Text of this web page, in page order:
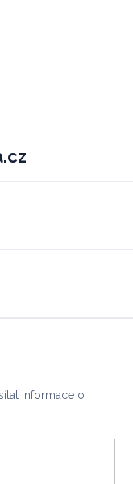
informace o